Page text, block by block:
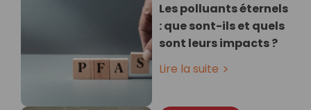
Les polluants éternels
: que sont-ils et quels
sont leurs impacts ?
Lire la suite